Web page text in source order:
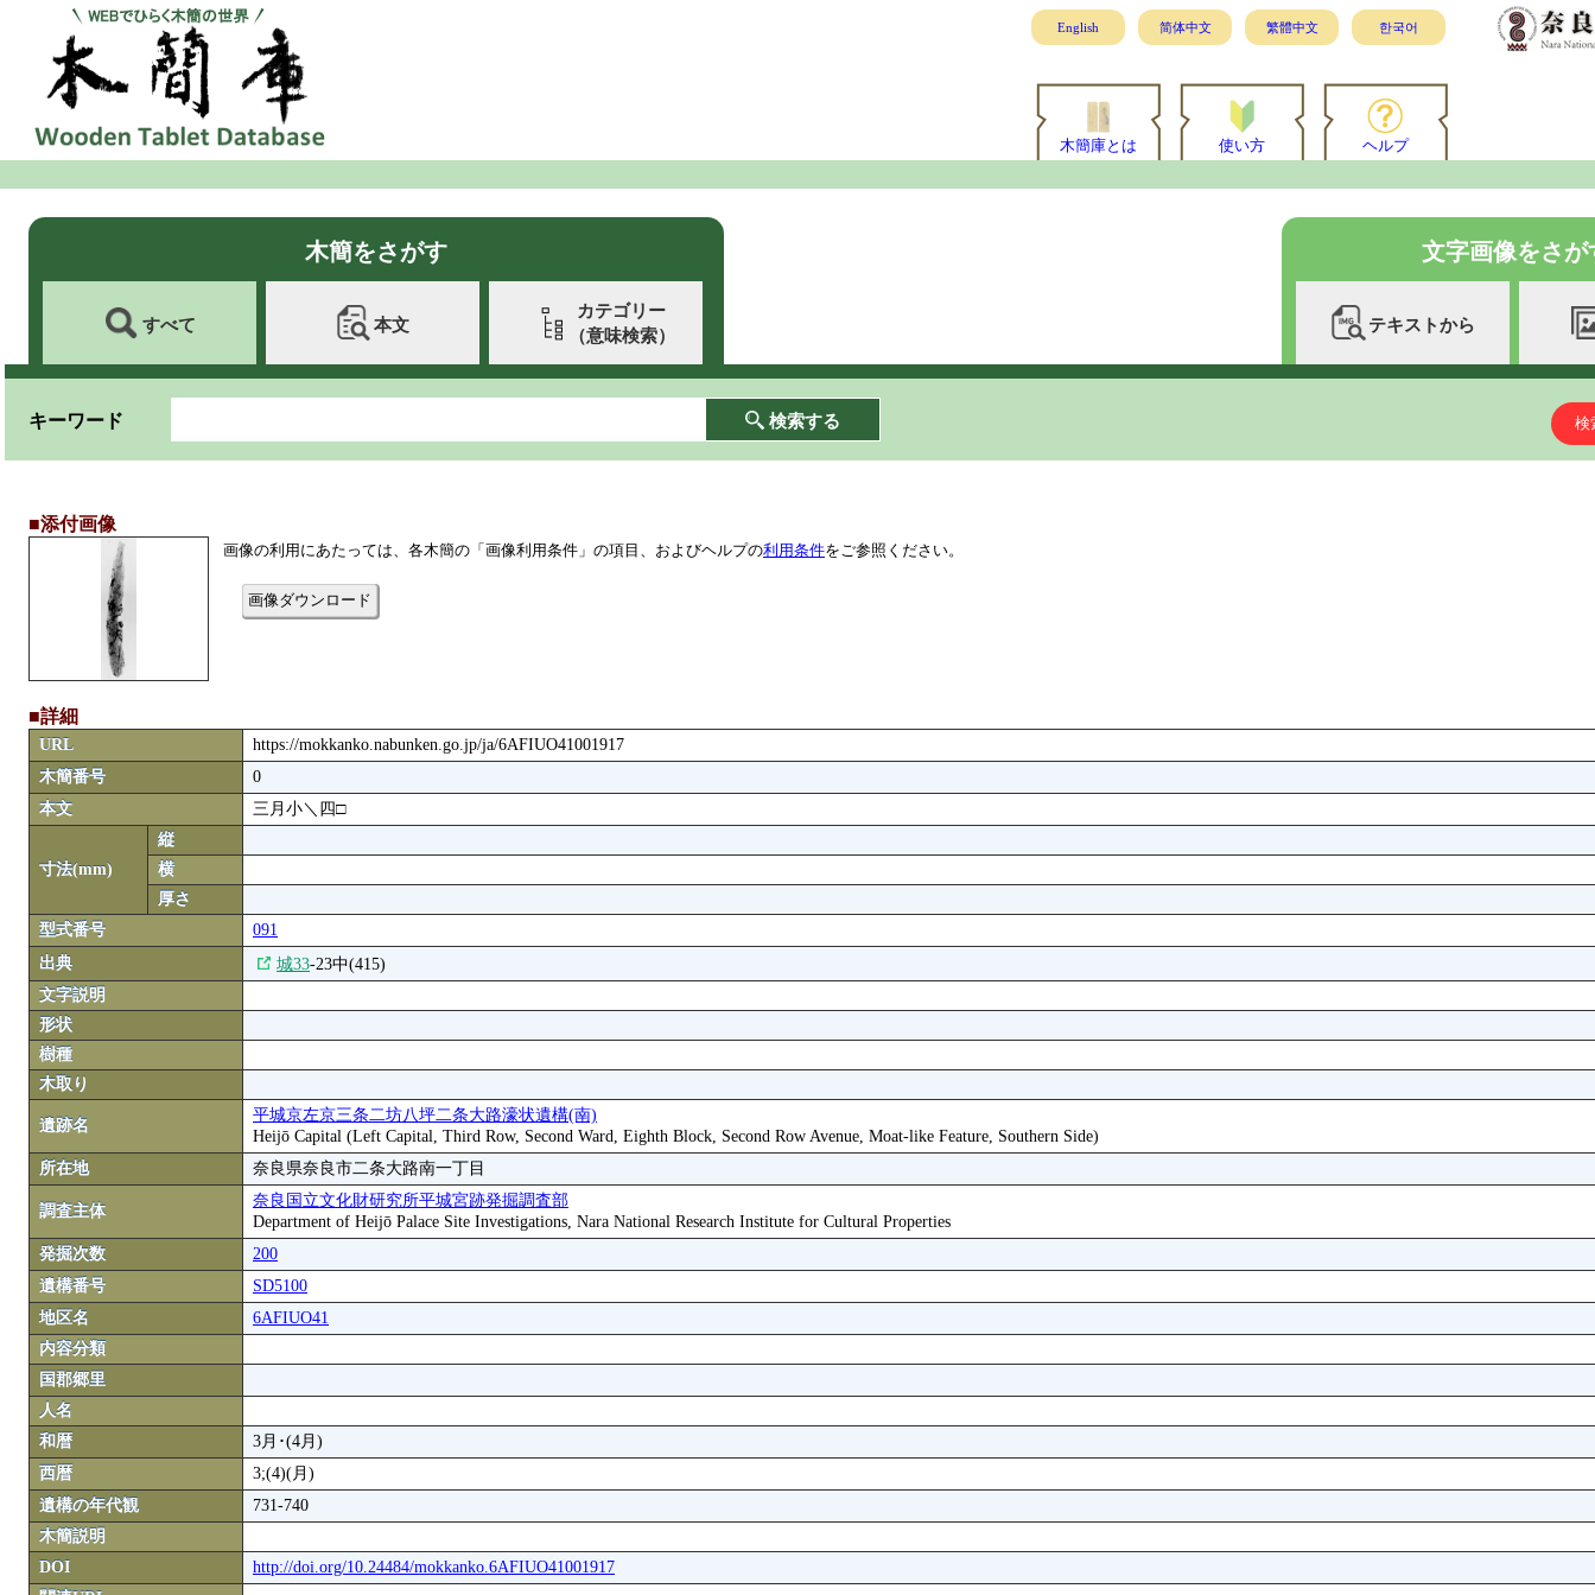
English 简体中文 繁體中文 한국어
木簡庫とは 使い方 ヘルプ
木簡をさがす
すべて 本文
カテゴリー
（意味検索）
文字画像をさが
テキストから
キーワード 検索する 検
■添付画像
画像の利用にあたっては、各木簡の「画像利用条件」の項目、およびヘルプの利用条件をご参照ください。
画像ダウンロード
■詳細
URL
https://mokkanko.nabunken.go.jp/ja/6AFIUO41001917
木簡番号
0
本文
三月小＼四□
寸法(mm)
縦
横
厚さ
型式番号
091
出典
城33-23中(415)
文字説明
形状
樹種
木取り
遺跡名
平城京左京三条二坊八坪二条大路濠状遺構(南)
Heijō Capital (Left Capital, Third Row, Second Ward, Eighth Block, Second Row Avenue, Moat-like Feature, Southern Side)
所在地
奈良県奈良市二条大路南一丁目
調査主体
奈良国立文化財研究所平城宮跡発掘調査部
Department of Heijō Palace Site Investigations, Nara National Research Institute for Cultural Properties
発掘次数
200
遺構番号
SD5100
地区名
6AFIUO41
内容分類
国郡郷里
人名
和暦
3月･(4月)
西暦
3;(4)(月)
遺構の年代観
731-740
木簡説明
DOI
http://doi.org/10.24484/mokkanko.6AFIUO41001917